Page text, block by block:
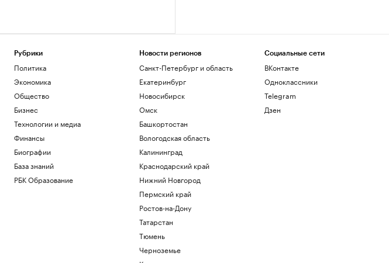
Рубрики
Политика
Экономика
Общество
Бизнес
Технологии и медиа
Финансы
Биографии
База знаний
РБК Образование
Новости регионов
Санкт-Петербург и область
Екатеринбург
Новосибирск
Омск
Башкортостан
Вологодская область
Калининград
Краснодарский край
Нижний Новгород
Пермский край
Ростов-на-Дону
Татарстан
Тюмень
Черноземье
Социальные сети
ВКонтакте
Одноклассники
Telegram
Дзен